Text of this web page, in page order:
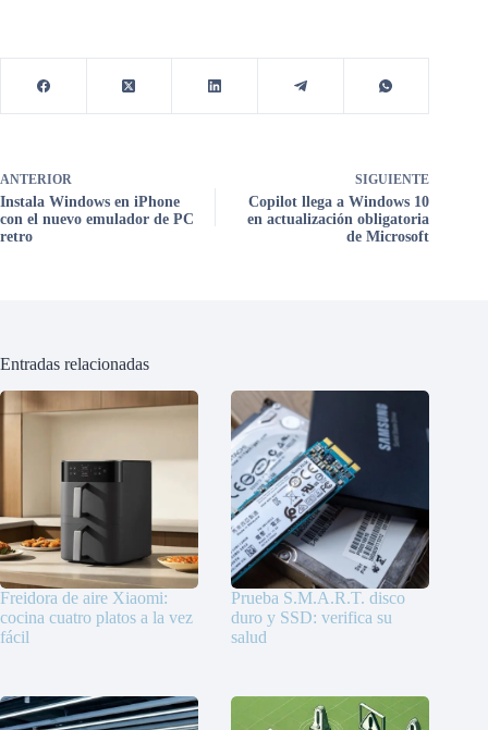
ANTERIOR
Instala Windows en iPhone
con el nuevo emulador de PC
retro
SIGUIENTE
Copilot llega a Windows 10
en actualización obligatoria
de Microsoft
Entradas relacionadas
Freidora de aire Xiaomi:
cocina cuatro platos a la vez
fácil
Prueba S.M.A.R.T. disco
duro y SSD: verifica su
salud